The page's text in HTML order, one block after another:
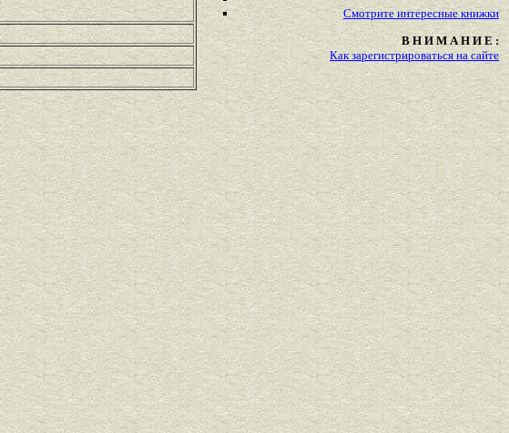
Смотритеинтересные книжки
В Н И М А Н И Е :
Как зарегистрироваться на сайте